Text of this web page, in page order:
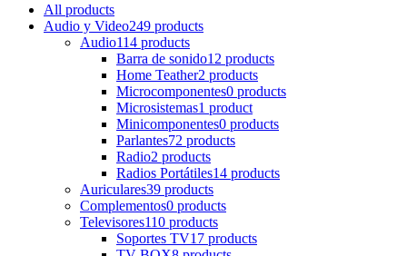
All products
Audio y Video249 products
Audio114 products
Barra de sonido12 products
Home Teather2 products
Microcomponentes0 products
Microsistemas1 product
Minicomponentes0 products
Parlantes72 products
Radio2 products
Radios Portátiles14 products
Auriculares39 products
Complementos0 products
Televisores110 products
Soportes TV17 products